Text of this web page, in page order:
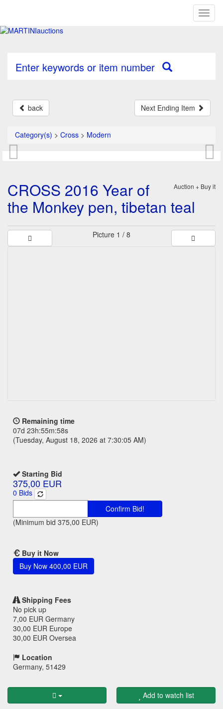
Enter keywords or item number
back Next Ending Item
Category(s) > Cross > Modern
Auction + Buy it
CROSS 2016 Year of
the Monkey pen, tibetan teal
Picture 1 / 8
Remaining time
07d 23h:55m:58s
(Tuesday, August 18, 2026 at 7:30:05 AM)
Starting Bid
375,00 EUR
0 Bids
Confirm Bid!
(Minimum bid 375,00 EUR)
Buy it Now
Buy Now 400,00 EUR
Shipping Fees
No pick up
7,00 EUR Germany
30,00 EUR Europe
30,00 EUR Oversea
Location
Germany, 51429
Add to watch list